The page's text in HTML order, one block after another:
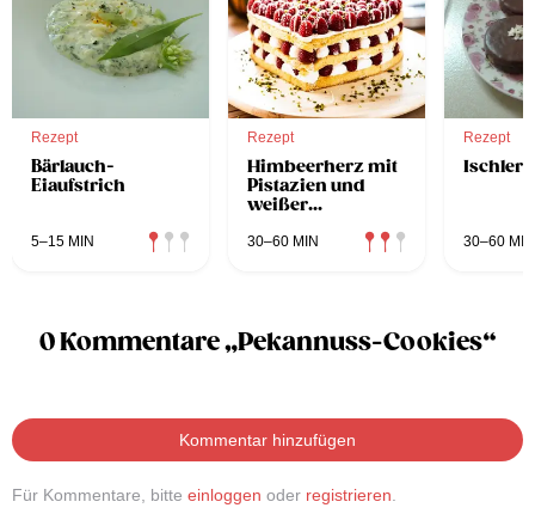
Rezept
Bärlauch-
Eiaufstrich
5–15 MIN
Rezept
Himbeerherz mit
Pistazien und
weißer
30–60 MIN
Rezept
Ischler
30–60 MIN
0 Kommentare „Pekannuss-Cookies“
Kommentar hinzufügen
Für Kommentare, bitte einloggen oder registrieren